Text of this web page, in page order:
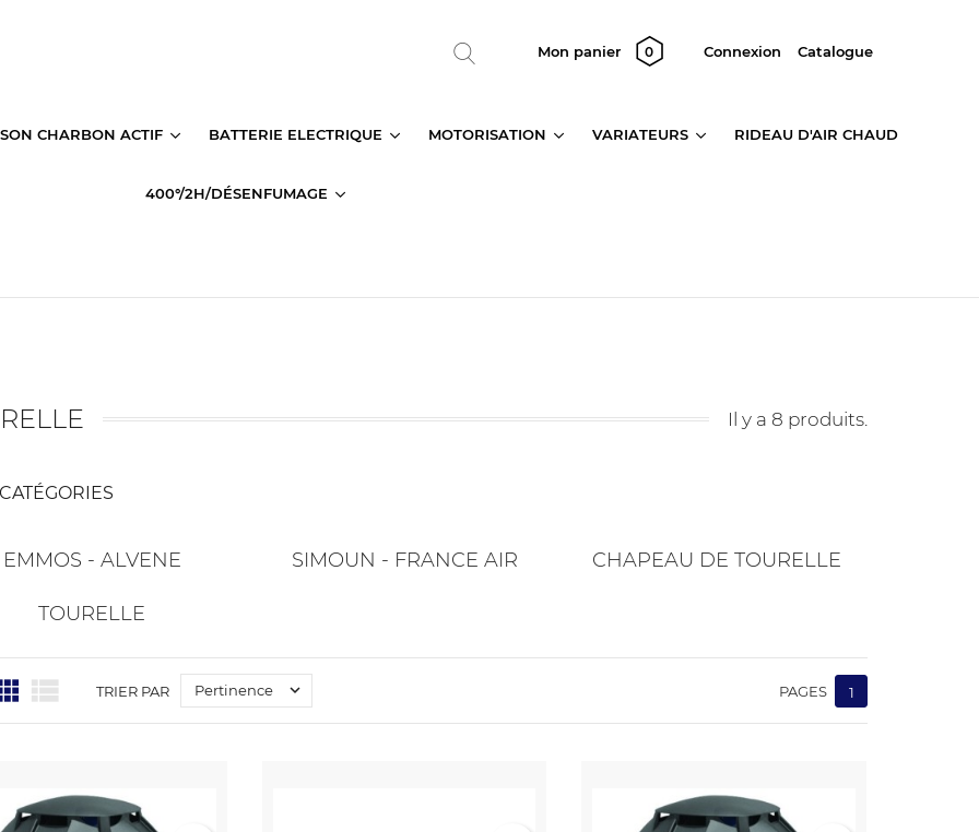
Mon panier 0 Connexion Catalogue
CHARBON ACTIF BATTERIE ELECTRIQUE MOTORISATION VARIATEURS RIDEAU D'AIR CHAUD
400°/2H/DÉSENFUMAGE
Il y a 8 produits.
EMMOS - ALVENE SIMOUN - FRANCE AIR CHAPEAU DE TOURELLE
TOURELLE
 TRIER PAR Pertinence  PAGES 1